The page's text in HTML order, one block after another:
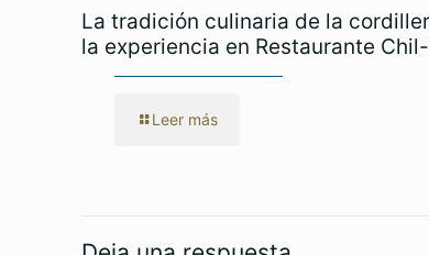
La tradición culinaria de la
la experiencia en Restaurante
Leer más